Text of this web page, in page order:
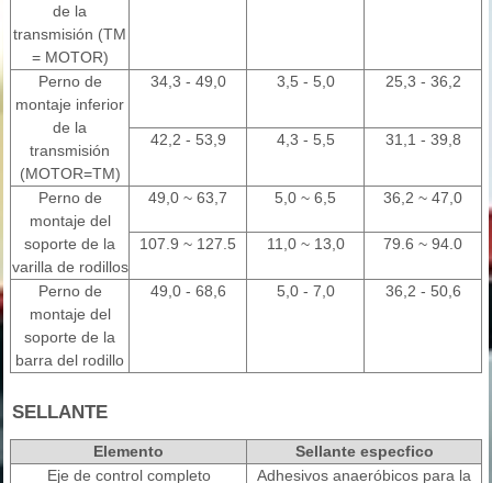
de la
transmisión (TM
= MOTOR)
Perno de
montaje inferior
de la
transmisión
(MOTOR=TM)
34,3 - 49,0 3,5 - 5,0 25,3 - 36,2
42,2 - 53,9 4,3 - 5,5 31,1 - 39,8
Perno de
montaje del
soporte de la
varilla de rodillos
49,0 ~ 63,7 5,0 ~ 6,5 36,2 ~ 47,0
107.9 ~ 127.5 11,0 ~ 13,0 79.6 ~ 94.0
Perno de
montaje del
soporte de la
barra del rodillo
49,0 - 68,6 5,0 - 7,0 36,2 - 50,6
SELLANTE
Elemento
Sellante especfico
Eje de control completo
Adhesivos anaeróbicos para la